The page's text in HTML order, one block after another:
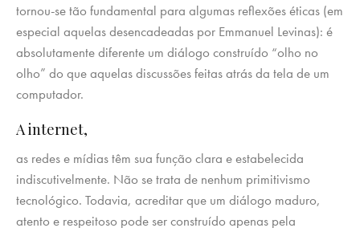
tornou-se tão fundamental para algumas reflexões éticas (em
especial aquelas desencadeadas por Emmanuel Levinas): é
absolutamente diferente um diálogo construído “olho no
olho” do que aquelas discussões feitas atrás da tela de um
computador.
A internet,
as redes e mídias têm sua função clara e estabelecida
indiscutivelmente. Não se trata de nenhum primitivismo
tecnológico. Todavia, acreditar que um diálogo maduro,
atento e respeitoso pode ser construído apenas pela